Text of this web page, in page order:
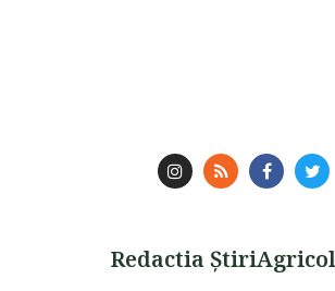
Redactia